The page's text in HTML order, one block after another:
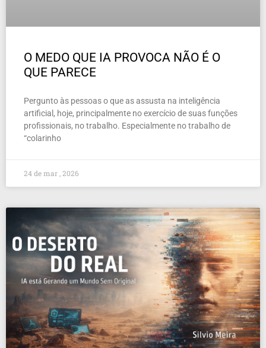
O MEDO QUE IA PROVOCA NÃO É O
QUE PARECE
Pergunto às pessoas o que as assusta na inteligência
artificial, hoje, principalmente no exercício de suas funções
profissionais, no trabalho. Especialmente no trabalho de
“colarinho
24 de mar , 2026